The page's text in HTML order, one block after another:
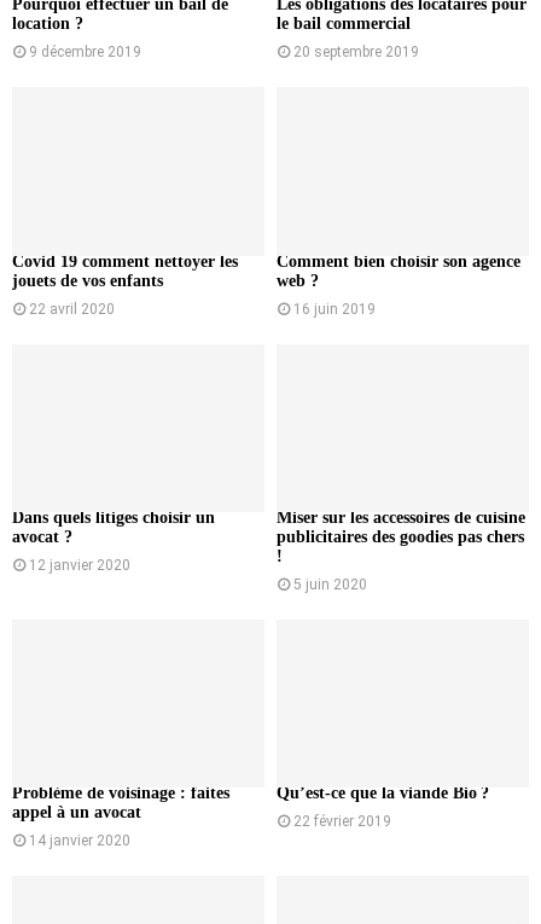
Pourquoi effectuer un bail de
location ?
9 décembre 2019
Les obligations des locataires pour
le bail commercial
20 septembre 2019
Covid 19 comment nettoyer les
jouets de vos enfants
22 avril 2020
Comment bien choisir son agence
web ?
16 juin 2019
Dans quels litiges choisir un
avocat ?
12 janvier 2020
Miser sur les accessoires de cuisine
publicitaires des goodies pas chers
!
5 juin 2020
Problème de voisinage : faites
appel à un avocat
14 janvier 2020
Qu’est-ce que la viande Bio ?
22 février 2019